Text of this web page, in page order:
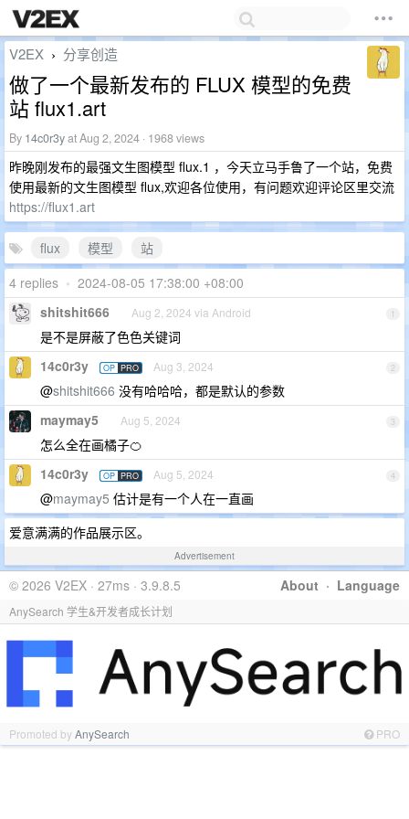
V2EX › 分享创造
做了一个最新发布的 FLUX 模型的免费
站 flux1.art
By 14c0r3yat Aug 2, 2024 · 1968 views
昨晚刚发布的最强文生图模型 flux.1 ，今天立马手鲁了一个站，免费
使用最新的文生图模型 flux,欢迎各位使用，有问题欢迎评论区里交流
https://flux1.art
flux 模型
站
4 replies • 2024-08-05 17:38:00 +08:00
1
shitshit666 Aug 2, 2024 via Android
是不是屏蔽了色色关键词
2
14c0r3y OP PRO Aug 3, 2024
@shitshit666 没有哈哈哈，都是默认的参数
3
maymay5 Aug 5, 2024
怎么全在画橘子🍊
4
14c0r3y OP PRO Aug 5, 2024
@maymay5 估计是有一个人在一直画
爱意满满的作品展示区。
Advertisement
About · Language
© 2026 V2EX · 27ms · 3.9.8.5
AnySearch 学生&开发者成长计划
Promoted byAnySearch PRO